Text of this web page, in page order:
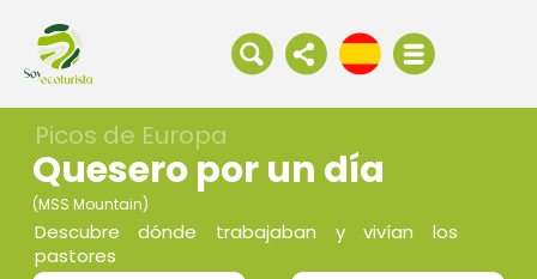
Picos de Europa
Quesero por un día
(MSS Mountain)
Descubre dónde trabajaban y vivían los
pastores